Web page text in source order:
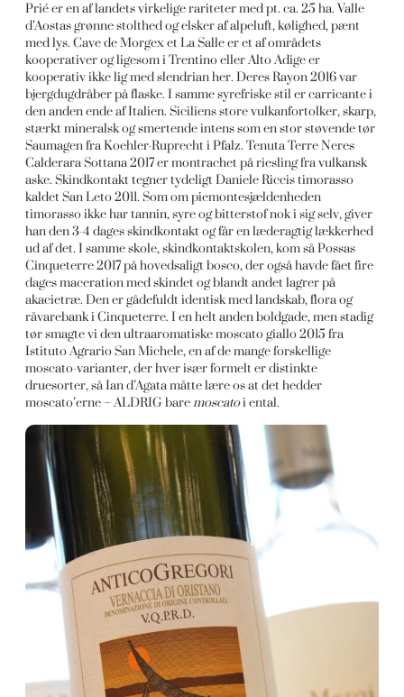
Prié er en af landets virkelige rariteter med pt. ca. 25 ha. Valle
d’Aostas grønne stolthed og elsker af alpeluft, kølighed, pænt
med lys. Cave de Morgex et La Salle er et af områdets
kooperativer og ligesom i Trentino eller Alto Adige er
kooperativ ikke lig med slendrian her. Deres Rayon 2016 var
bjergdugdråber på flaske. I samme syrefriske stil er carricante i
den anden ende af Italien. Siciliens store vulkanfortolker, skarp,
stærkt mineralsk og smertende intens som en stor støvende tør
Saumagen fra Koehler-Ruprecht i Pfalz. Tenuta Terre Neres
Calderara Sottana 2017 er montrachet på riesling fra vulkansk
aske. Skindkontakt tegner tydeligt Daniele Riccis timorasso
kaldet San Leto 2011. Som om piemontesjældenheden
timorasso ikke har tannin, syre og bitterstof nok i sig selv, giver
han den 3-4 dages skindkontakt og får en læderagtig lækkerhed
ud af det. I samme skole, skindkontaktskolen, kom så Possas
Cinqueterre 2017 på hovedsaligt bosco, der også havde fået fire
dages maceration med skindet og blandt andet lagrer på
akacietræ. Den er gådefuldt identisk med landskab, flora og
råvarebank i Cinqueterre. I en helt anden boldgade, men stadig
tør smagte vi den ultraaromatiske moscato giallo 2015 fra
Istituto Agrario San Michele, en af de mange forskellige
moscato-varianter, der hver især formelt er distinkte
druesorter, så Ian d’Agata måtte lære os at det hedder
moscato’erne – ALDRIG baremoscatoi ental.